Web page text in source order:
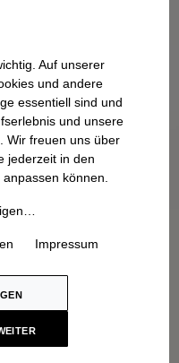
Auf unserer
und andere
essentiell sind und
und unsere
Wir freuen uns über
jederzeit in den
können.
Impressum